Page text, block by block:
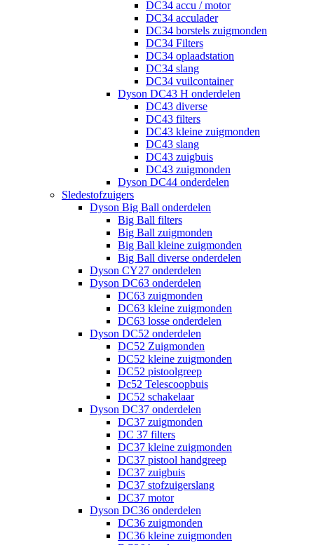
DC34 accu / motor
DC34 acculader
DC34 borstels zuigmonden
DC34 Filters
DC34 oplaadstation
DC34 slang
DC34 vuilcontainer
Dyson DC43 H onderdelen
DC43 diverse
DC43 filters
DC43 kleine zuigmonden
DC43 slang
DC43 zuigbuis
DC43 zuigmonden
Dyson DC44 onderdelen
Sledestofzuigers
Dyson Big Ball onderdelen
Big Ball filters
Big Ball zuigmonden
Big Ball kleine zuigmonden
Big Ball diverse onderdelen
Dyson CY27 onderdelen
Dyson DC63 onderdelen
DC63 zuigmonden
DC63 kleine zuigmonden
DC63 losse onderdelen
Dyson DC52 onderdelen
DC52 Zuigmonden
DC52 kleine zuigmonden
DC52 pistoolgreep
Dc52 Telescoopbuis
DC52 schakelaar
Dyson DC37 onderdelen
DC37 zuigmonden
DC 37 filters
DC37 kleine zuigmonden
DC37 pistool handgreep
DC37 zuigbuis
DC37 stofzuigerslang
DC37 motor
Dyson DC36 onderdelen
DC36 zuigmonden
DC36 kleine zuigmonden